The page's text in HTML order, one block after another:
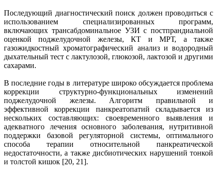
Последующий диагностический поиск должен проводиться с
использованием специализированных программ,
включающих трансабдоминальное УЗИ с постпрандиальной
оценкой поджелудочной железы, КТ и МРТ, а также
газожидкостный хроматографический анализ и водородный
дыхательный тест с лактулозой, глюкозой, лактозой и другими
сахарами.
В последние годы в литературе широко обсуждается проблема
коррекции структурно-функциональных изменений
поджелудочной железы. Алгоритм правильной и
эффективной коррекции панкреатопатий складывается из
нескольких составляющих: своевременного выявления и
адекватного лечения основного заболевания, нутритивной
поддержки базовой регуляторной системы, оптимального
способа терапии относительной панкреатической
недостаточности, а также дисбиотических нарушений тонкой
и толстой кишок [20, 21].